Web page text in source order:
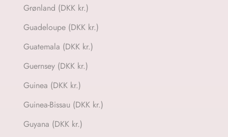
Grønland (DKK kr.)
Guadeloupe (DKK kr.)
Guatemala (DKK kr.)
Guernsey (DKK kr.)
Guinea (DKK kr.)
Guinea-Bissau (DKK kr.)
Guyana (DKK kr.)